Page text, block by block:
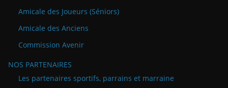
Amicale des Joueurs (Séniors)
Amicale des Anciens
Commission Avenir
NOS PARTENAIRES
Les partenaires sportifs, parrains et marraine